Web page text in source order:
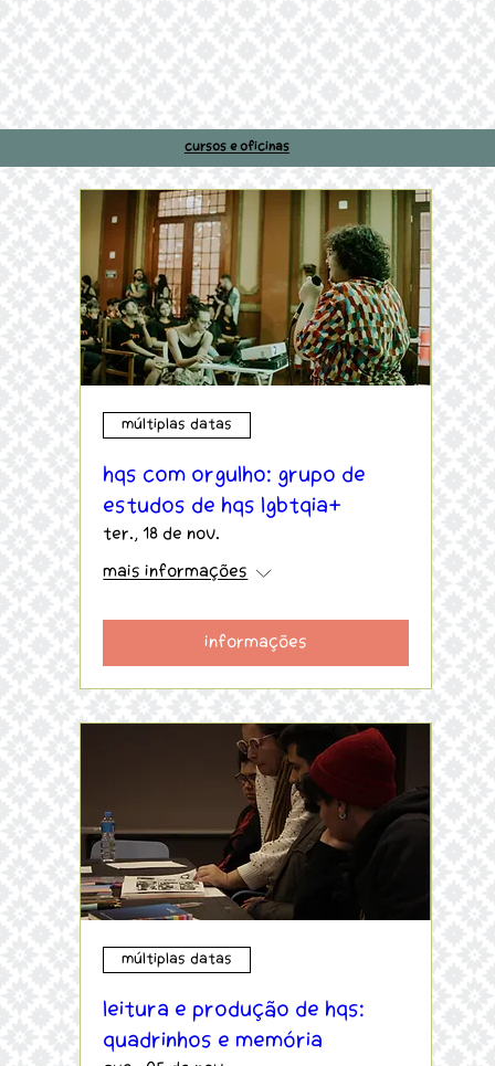
Cursos e oficinas
Múltiplas datas
HQs com orgulho: Grupo de
estudos de HQs LGBTQIA+
ter., 18 de nov.
Mais informações
Informações
Múltiplas datas
Leitura e produção de HQs:
Quadrinhos e Memória